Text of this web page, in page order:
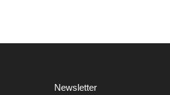
Newsletter